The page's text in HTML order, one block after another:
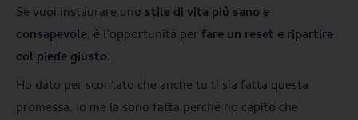
Se vuoi instaurare uno stile di vita più sano e
consapevole, è l’opportunità perfare un reset e ripartire
col piede giusto.
Ho dato per scontato che anche tu ti sia fatta questa
promessa. Io me la sono fatta perché ho capito che